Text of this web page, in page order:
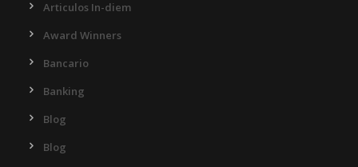
Articulos In-diem
Award Winners
Bancario
Banking
Blog
Blog